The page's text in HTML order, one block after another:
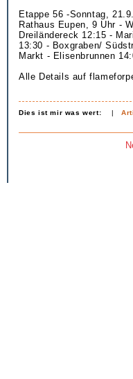
Etappe 56 -Sonntag, 21.9.
Rathaus Eupen, 9 Uhr -
Dreiländereck 12:15 -
13:30 - Boxgraben/
Markt - Elisenbrunnen
Alle Details auf
Dies ist mir was wert: |